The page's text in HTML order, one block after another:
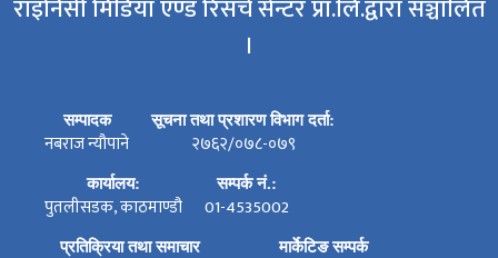
राइनिसी मिडिया एण्ड रिसर्च सेन्टर प्रा.लि.द्वारा सञ्चालित
।
सम्पादक
नबराज न्यौपाने
सूचना तथा प्रशारण विभाग दर्ता:
२७६२/०७८-०७९
कार्यालय:
पुतलीसडक, काठमाण्डौ
सम्पर्क नं.:
01-4535002
प्रतिक्रिया तथा समाचार मार्केटिङ सम्पर्क